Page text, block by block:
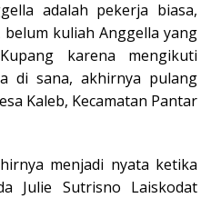
adalah pekerja biasa,
kuliah Anggella yang
karena mengikuti
di sana, akhirnya pulang
Kaleb, Kecamatan Pantar
menjadi nyata ketika
Julie Sutrisno Laiskodat